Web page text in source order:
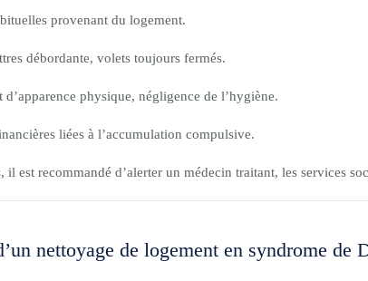
provenant du logement.
débordante, volets toujours fermés.
d’apparence physique, négligence de l’hygiène.
liées à l’accumulation compulsive.
il est recommandé d’alerter un médecin traitant, les services
nettoyage de logement en syndrome de